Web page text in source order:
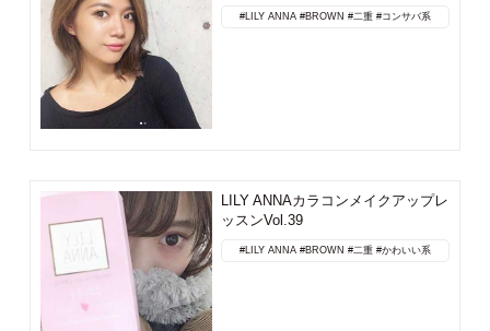
#LILY ANNA #BROWN #二重 #コンサバ系
LILY ANNAカラコンメイクアップレ
ッスンVol.39
#LILY ANNA #BROWN #二重 #かわいい系